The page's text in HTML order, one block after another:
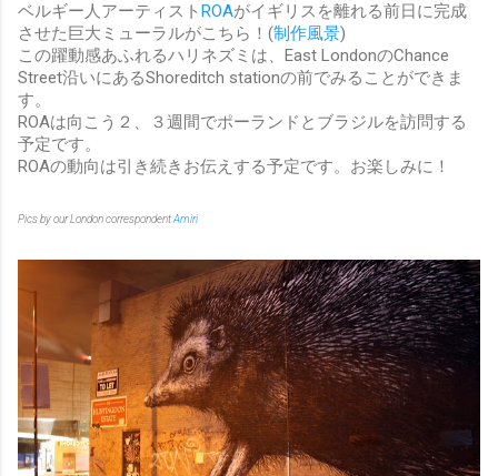
ベルギー人アーティスト ROAがイギリスを離れる前日に完成
させた巨大ミューラルがこちら！(制作風景)
この躍動感あふれるハリネズミは、East LondonのChance
Street沿いにあるShoreditch stationの前でみることができま
す。
ROAは向こう２、３週間でポーランドとブラジルを訪問する
予定です。
ROAの動向は引き続きお伝えする予定です。お楽しみに！
Pics by our London correspondentAmiri